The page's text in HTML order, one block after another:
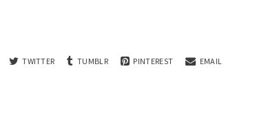
TWITTER TUMBLR PINTEREST EMAIL